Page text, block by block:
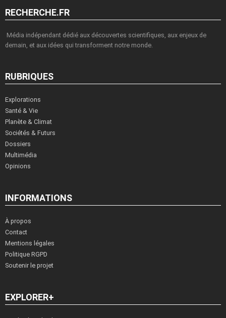
RECHERCHE.FR
Média indépendant dédié aux découvertes scientifiques, aux enjeux de
demain, et aux idées qui transforment notre monde.
RUBRIQUES
Explorations
Santé & Vie
Planète & Climat
Sociétés & Futurs
Dossiers
Multimédia
Opinions
INFORMATIONS
À propos
Contact
Mentions légales
Politique RGPD
Soutenir le projet
EXPLORER+